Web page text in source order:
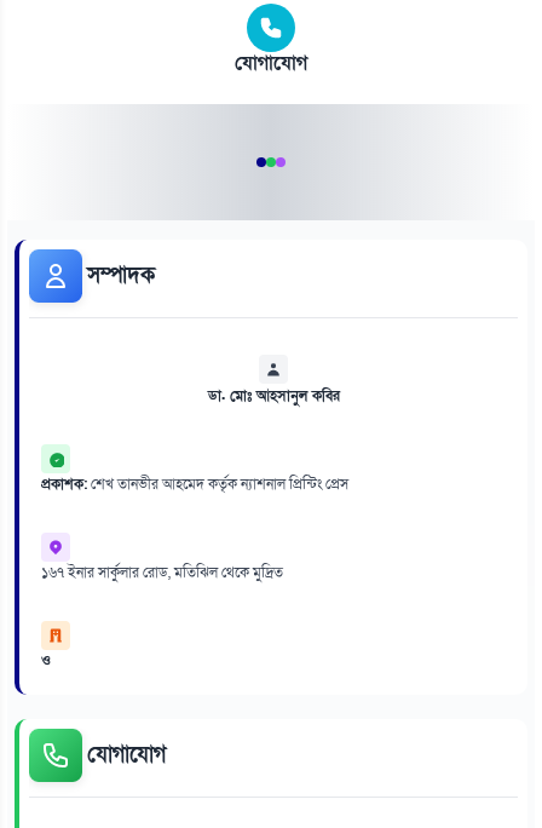
যোগাযোগ
সম্পাদক
ডা. মোঃ আহসানুল কবির
প্রকাশক:শেখ তানভীর আহমেদ কর্তৃক ন্যাশনাল প্রিন্টিং প্রেস
১৬৭ ইনার সার্কুলার রোড, মতিঝিল থেকে মুদ্রিত
ও
যোগাযোগ